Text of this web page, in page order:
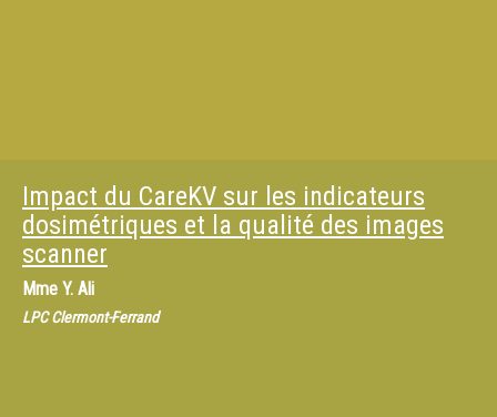
Impact du CareKV sur les indicateurs
dosimétriques et la qualité des images
scanner
Mme Y. Ali
LPC Clermont-Ferrand